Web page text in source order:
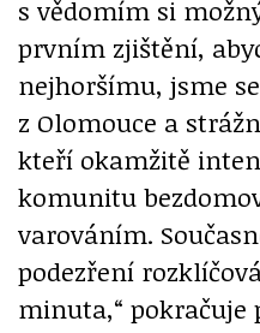
s vědomím si
prvním zjištění,
nejhoršímu, jsme
z Olomouce a
kteří okamžitě
komunitu
varováním.
podezření
minuta,“